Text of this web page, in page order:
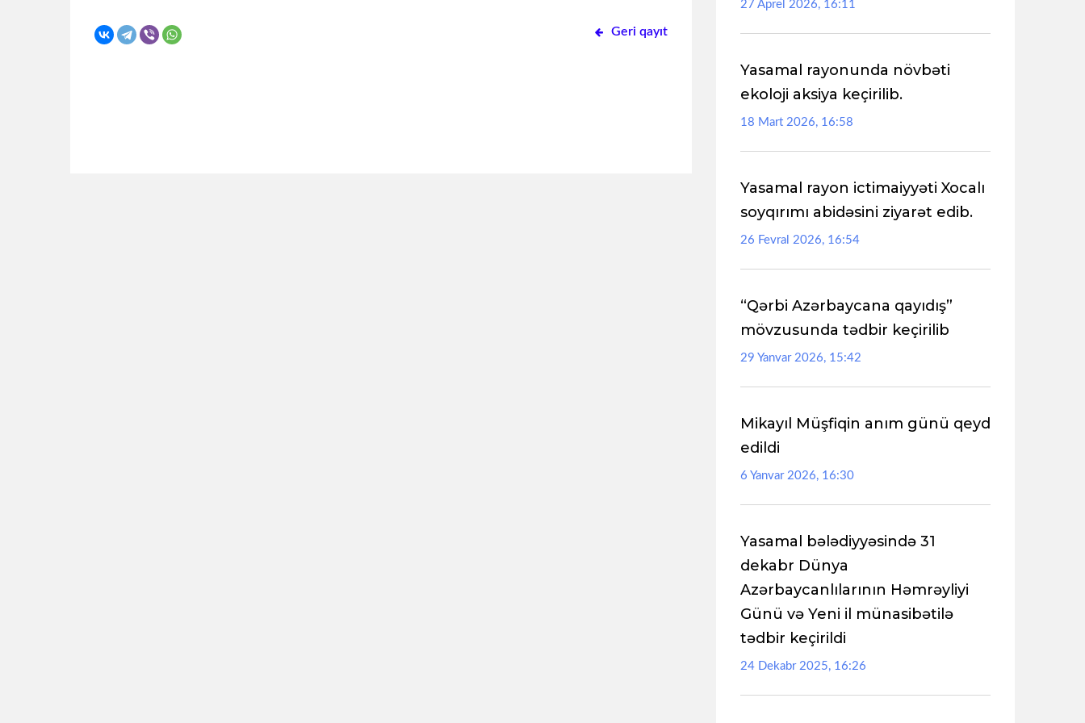
Geri qayıt
27 Aprel 2026, 16:11
Yasamal rayonunda növbəti
ekoloji aksiya keçirilib.
18 Mart 2026, 16:58
Yasamal rayon ictimaiyyəti Xocalı
soyqırımı abidəsini ziyarət edib.
26 Fevral 2026, 16:54
“Qərbi Azərbaycana qayıdış”
mövzusunda tədbir keçirilib
29 Yanvar 2026, 15:42
Mikayıl Müşfiqin anım günü qeyd
edildi
6 Yanvar 2026, 16:30
Yasamal bələdiyyəsində 31
dekabr Dünya
Azərbaycanlılarının Həmrəyliyi
Günü və Yeni il münasibətilə
tədbir keçirildi
24 Dekabr 2025, 16:26